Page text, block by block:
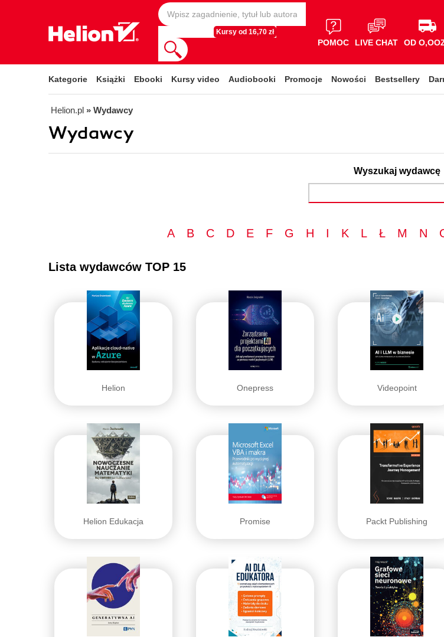
Kursy od 16,70 zł
POMOC LIVE CHAT OD
Kategorie Książki Ebooki Kursy video Audiobooki Promocje Nowości Bestsellery
Helion.pl » Wydawcy
Wydawcy
Wyszukaj wydawcę
A B C D E F G H I K L Ł M N
Lista wydawców TOP 15
Helion Onepress Videopoint
Helion Edukacja Promise Packt Publishing